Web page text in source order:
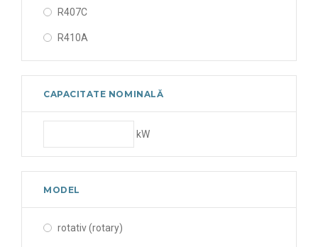
16900 BTU
18500 BTU
22900 BTU
23300 BTU
23600 BTU
24200 BTU
25200 BTU
R407C
R410A
CAPACITATE NOMINALĂ
kW
MODEL
rotativ (rotary)